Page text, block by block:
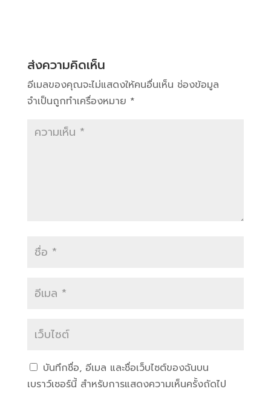
ส่งความคิดเห็น
อีเมลของคุณจะไม่แสดงให้คนอื่นเห็น ช่องข้อมูล
จำเป็นถูกทำเครื่องหมาย *
บันทึกชื่อ, อีเมล และชื่อเว็บไซต์ของฉันบน
เบราว์เซอร์นี้ สำหรับการแสดงความเห็นครั้งถัดไป